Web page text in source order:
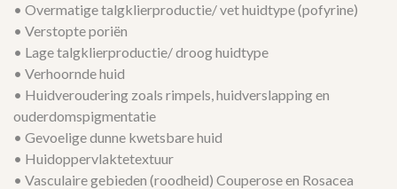
• Overmatige talgklierproductie/ vet huidtype (pofyrine)
• Verstopte poriën
• Lage talgklierproductie/ droog huidtype
• Verhoornde huid
• Huidveroudering zoals rimpels, huidverslapping en
ouderdomspigmentatie
• Gevoelige dunne kwetsbare huid
• Huidoppervlaktetextuur
• Vasculaire gebieden (roodheid) Couperose en Rosacea